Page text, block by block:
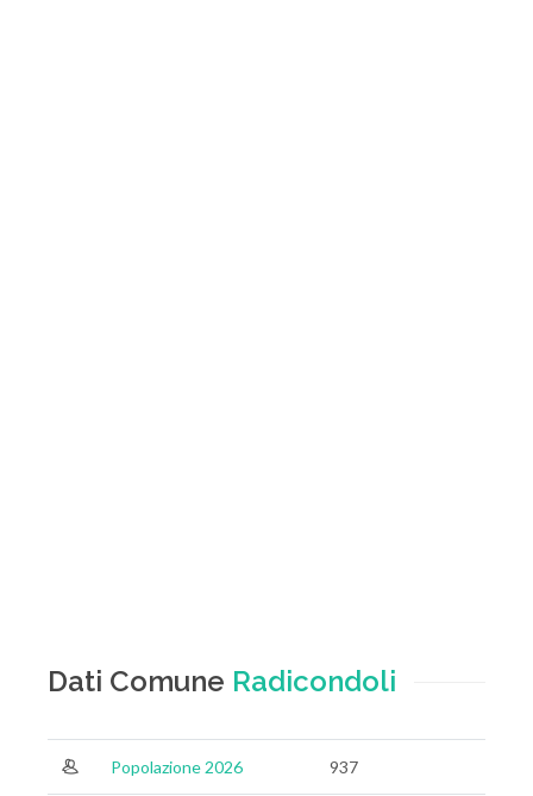
Dati Comune Radicondoli
Popolazione 2026 937